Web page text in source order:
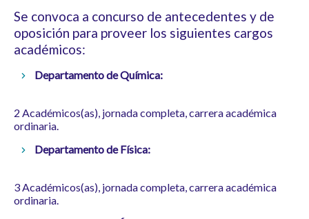
Se convoca a concurso de antecedentes y de
oposición para proveer los siguientes cargos
académicos:
Departamento de Química:
2 Académicos(as), jornada completa, carrera académica
ordinaria.
Departamento de Física:
3 Académicos(as), jornada completa, carrera académica
ordinaria.